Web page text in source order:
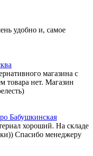
удобно и, самое
магазина с
товара нет. Магазин
Бабушкинская
хороший. На складе
Спасибо менеджеру